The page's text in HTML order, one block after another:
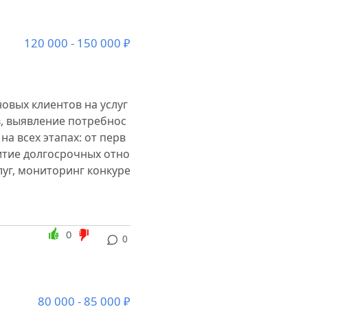
120 000 - 150 000 ₽
клиентов на услуг
выявление потребнос
всех этапах: от перв
долгосрочных отно
мониторинг конкуре
0
0
80 000 - 85 000 ₽